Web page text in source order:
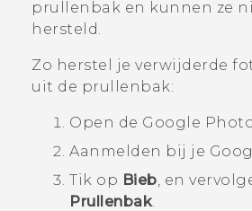
prullenbak en kunnen ze
hersteld.
Zo herstel je verwijderde
uit de prullenbak:
Open de Google
Aanmelden bij je
Tik op Bieb , en
Prullenbak